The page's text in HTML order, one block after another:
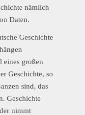
nämlich
Daten.
Geschichte
eines großen
Geschichte, so
sind, das
Geschichte
nimmt